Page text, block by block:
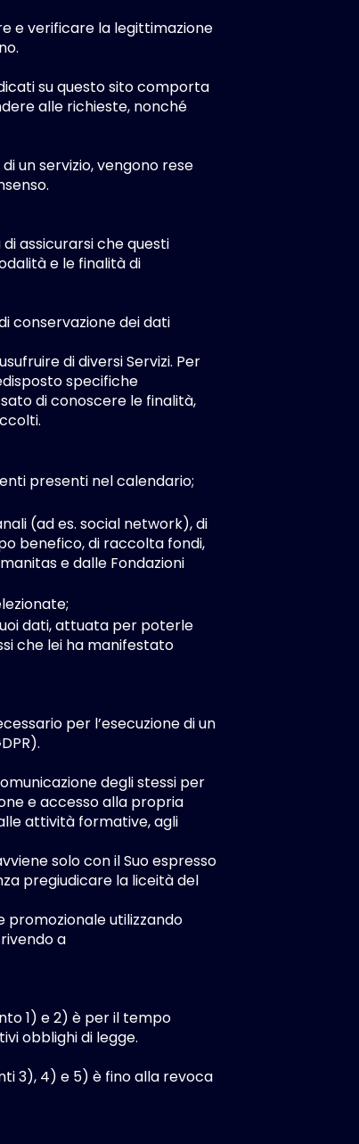
e verificare la legittimazione
su questo sito comporta
alle richieste, nonché
un servizio, vengono rese
assicurarsi che questi
e le finalità di
conservazione dei dati
di diversi Servizi. Per
specifiche
di conoscere le finalità,
presenti nel calendario;
(ad es. social network), di
benefico, di raccolta fondi,
e dalle Fondazioni
dati, attuata per poterle
che lei ha manifestato
per l’esecuzione di un
degli stessi per
e accesso alla propria
attività formative, agli
solo con il Suo espresso
pregiudicare la liceità del
promozionale utilizzando
a
1) e 2) è per il tempo
obblighi di legge.
3), 4) e 5) è fino alla revoca